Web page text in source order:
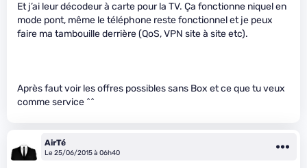
Et j’ai leur décodeur à carte pour la TV. Ça fonctionne niquel en
mode pont, même le téléphone reste fonctionnel et je peux
faire ma tambouille derrière (QoS, VPN site à site etc).
Après faut voir les offres possibles sans Box et ce que tu veux
comme service ^^
AirTé
Le 25/06/2015 à 06h40